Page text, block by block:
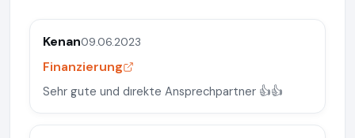
Kenan09.06.2023
Finanzierung
Sehr gute und dırekte Ansprechpartner 👍👍